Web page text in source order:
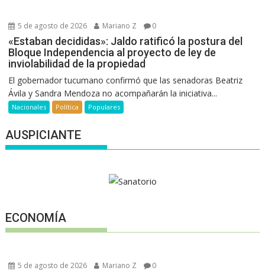
5 de agosto de 2026 Mariano Z 0
«Estaban decididas»: Jaldo ratificó la postura del
Bloque Independencia al proyecto de ley de
inviolabilidad de la propiedad
El gobernador tucumano confirmó que las senadoras Beatriz
Ávila y Sandra Mendoza no acompañarán la iniciativa...
Nacionales Política Populares
AUSPICIANTE
ECONOMÍA
5 de agosto de 2026 Mariano Z 0